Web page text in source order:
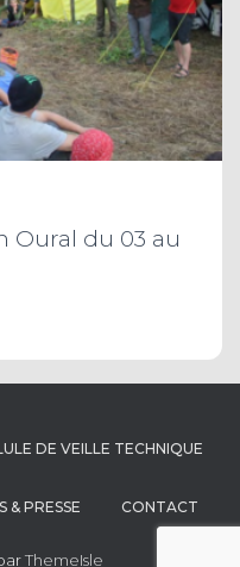
Oural du 03 au
DE VEILLE TECHNIQUE
& PRESSE CONTACT
ThemeIsle